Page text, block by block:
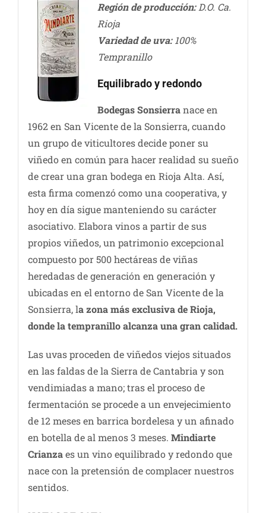
Región de producción:D.O. Ca.
Rioja
Variedad de uva: 100%
Tempranillo
Equilibrado y redondo
Bodegas Sonsierranace en
1962 en San Vicente de la Sonsierra, cuando
un grupo de viticultores decide poner su
viñedo en común para hacer realidad su sueño
de crear una gran bodega en Rioja Alta. Así,
esta firma comenzó como una cooperativa, y
hoy en día sigue manteniendo su carácter
asociativo. Elabora vinos a partir de sus
propios viñedos, un patrimonio excepcional
compuesto por 500 hectáreas de viñas
heredadas de generación en generación y
ubicadas en el entorno de San Vicente de la
Sonsierra, la zona más exclusiva de Rioja,
donde la tempranillo alcanza una gran calidad.
Las uvas proceden de viñedos viejos situados
en las faldas de la Sierra de Cantabria y son
vendimiadas a mano; tras el proceso de
fermentación se procede a un envejecimiento
de 12 meses en barrica bordelesa y un afinado
en botella de al menos 3 meses. Mindiarte
Crianzaes un vino equilibrado y redondo que
nace con la pretensión de complacer nuestros
sentidos.